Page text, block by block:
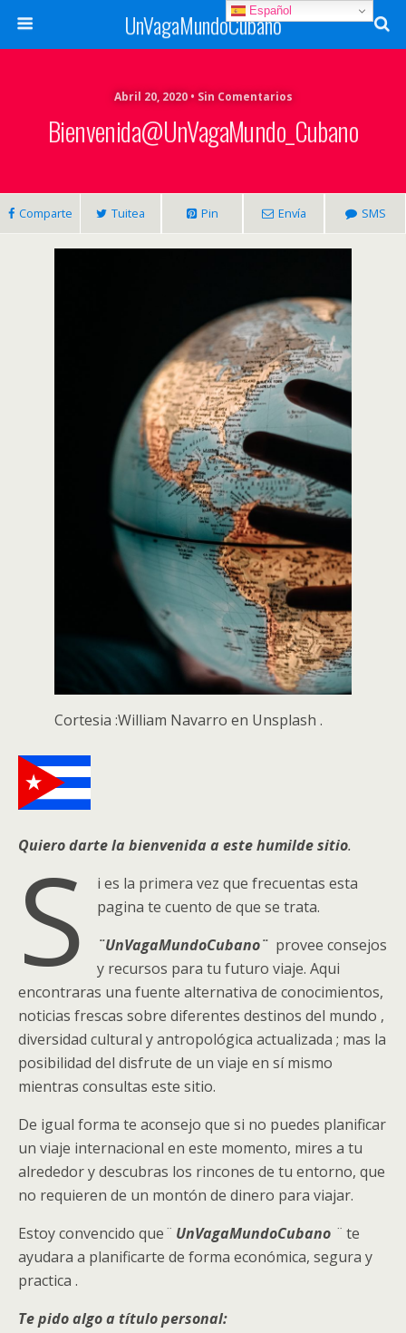
UnVagaMundoCubano
Abril 20, 2020 • Sin Comentarios
Bienvenida@UnVagaMundo_Cubano
Comparte Tuitea Pin Envía SMS
Cortesia :William Navarro en Unsplash .
Quiero darte la bienvenida a este humilde sitio.
S
i es la primera vez que frecuentas esta
pagina te cuento de que se trata.
¨UnVagaMundoCubano¨ provee consejos
y recursos para tu futuro viaje. Aqui
encontraras una fuente alternativa de conocimientos,
noticias frescas sobre diferentes destinos del mundo ,
diversidad cultural y antropológica actualizada ; mas la
posibilidad del disfrute de un viaje en sí mismo
mientras consultas este sitio.
De igual forma te aconsejo que si no puedes planificar
un viaje internacional en este momento, mires a tu
alrededor y descubras los rincones de tu entorno, que
no requieren de un montón de dinero para viajar.
Estoy convencido que¨ UnVagaMundoCubano ¨ te
ayudara a planificarte de forma económica, segura y
practica .
Te pido algo a título personal:
Español